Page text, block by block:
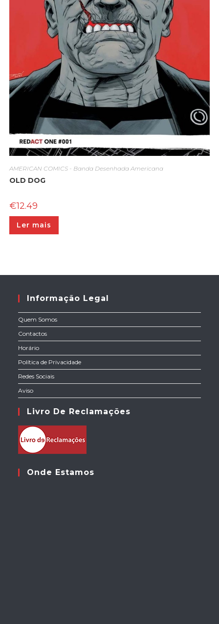
AMERICAN COMICS - Banda Desenhada Americana
OLD DOG
€12.49
Ler mais
Informação Legal
Quem Somos
Contactos
Horário
Política de Privacidade
Redes Sociais
Aviso
Livro De Reclamações
Onde Estamos